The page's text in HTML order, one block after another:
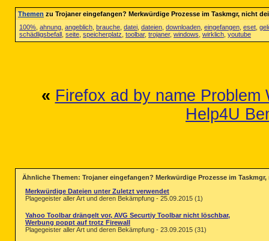
Themenzu Trojaner eingefangen? Merkwürdige Prozesse im Taskmgr, nicht
100% ahnung angeblich brauche datei dateien downloaden eingefangen eset
schädligsbefall seite speicherplatz toolbar, trojaner, windows wirklich youtube
« Firefox ad by name Problem
Help4U
Ähnliche Themen: Trojaner eingefangen? Merkwürdige Prozesse im
Merkwürdige Dateien unter Zuletzt verwendet
Plagegeister aller Art und deren Bekämpfung - 25.09.2015 (1)
Yahoo Toolbar drängelt vor, AVG Securtiy Toolbar nicht löschbar,
Werbung poppt auf trotz Firewall
Plagegeister aller Art und deren Bekämpfung - 23.09.2015 (31)